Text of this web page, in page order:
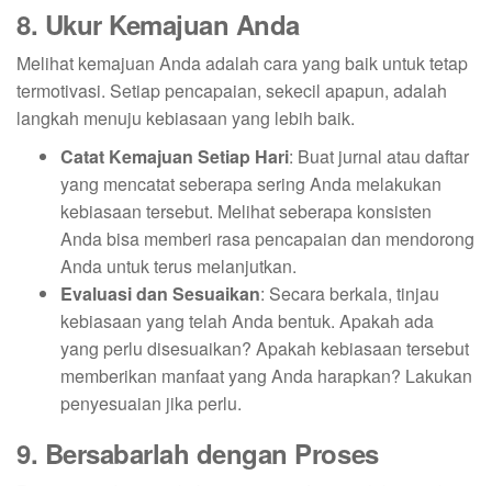
8. Ukur Kemajuan Anda
Melihat kemajuan Anda adalah cara yang baik untuk tetap
termotivasi. Setiap pencapaian, sekecil apapun, adalah
langkah menuju kebiasaan yang lebih baik.
Catat Kemajuan Setiap Hari: Buat jurnal atau daftar
yang mencatat seberapa sering Anda melakukan
kebiasaan tersebut. Melihat seberapa konsisten
Anda bisa memberi rasa pencapaian dan mendorong
Anda untuk terus melanjutkan.
Evaluasi dan Sesuaikan: Secara berkala, tinjau
kebiasaan yang telah Anda bentuk. Apakah ada
yang perlu disesuaikan? Apakah kebiasaan tersebut
memberikan manfaat yang Anda harapkan? Lakukan
penyesuaian jika perlu.
9. Bersabarlah dengan Proses